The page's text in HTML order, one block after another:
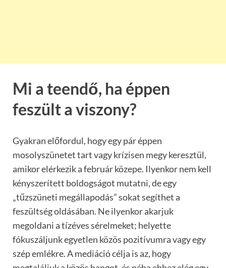
Mi a teendő, ha éppen
feszült a viszony?
Gyakran előfordul, hogy egy pár éppen
mosolyszünetet tart vagy krízisen megy keresztül,
amikor elérkezik a február közepe. Ilyenkor nem kell
kényszerített boldogságot mutatni, de egy
„tűzszüneti megállapodás” sokat segíthet a
feszültség oldásában. Ne ilyenkor akarjuk
megoldani a tízéves sérelmeket; helyette
fókuszáljunk egyetlen közös pozitívumra vagy egy
szép emlékre. A mediáció célja is az, hogy